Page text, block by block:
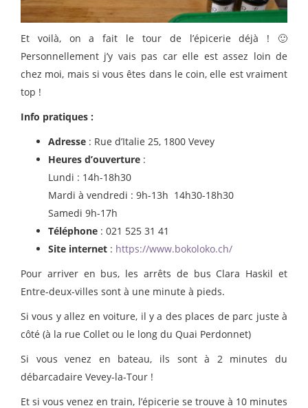
Et voilà, on a fait le tour de l’épicerie déjà ! 🙂
Personnellement j’y vais pas car elle est assez loin de
chez moi, mais si vous êtes dans le coin, elle est vraiment
top !
Info pratiques :
Adresse : Rue d’Italie 25, 1800 Vevey
Heures d’ouverture :
Lundi : 14h-18h30
Mardi à vendredi : 9h-13h 14h30-18h30
Samedi 9h-17h
Téléphone : 021 525 31 41
Site internet : https://www.bokoloko.ch/
Pour arriver en bus, les arrêts de bus Clara Haskil et
Entre-deux-villes sont à une minute à pieds.
Si vous y allez en voiture, il y a des places de parc juste à
côté (à la rue Collet ou le long du Quai Perdonnet)
Si vous venez en bateau, ils sont à 2 minutes du
débarcadaire Vevey-la-Tour !
​Et si vous venez en train, l’épicerie se trouve à 10 minutes